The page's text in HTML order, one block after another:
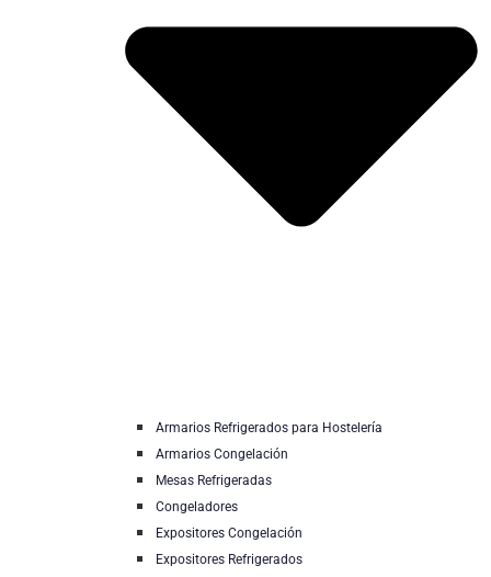
Armarios Refrigerados para Hostelería
Armarios Congelación
Mesas Refrigeradas
Congeladores
Expositores Congelación
Expositores Refrigerados